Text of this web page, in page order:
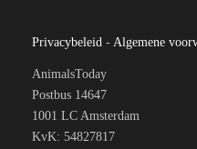
Privacybeleid - Algemene
AnimalsToday
Postbus 14647
1001 LC Amsterdam
KvK: 54827817